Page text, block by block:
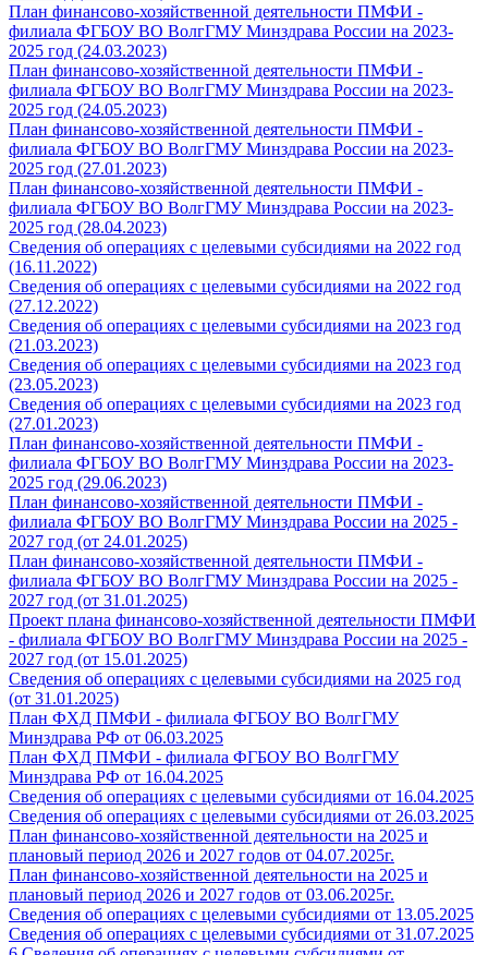
План финансово-хозяйственной деятельности ПМФИ -
филиала ФГБОУ ВО ВолгГМУ Минздрава России на 2023-
2025 год (24.03.2023)
План финансово-хозяйственной деятельности ПМФИ -
филиала ФГБОУ ВО ВолгГМУ Минздрава России на 2023-
2025 год (24.05.2023)
План финансово-хозяйственной деятельности ПМФИ -
филиала ФГБОУ ВО ВолгГМУ Минздрава России на 2023-
2025 год (27.01.2023)
План финансово-хозяйственной деятельности ПМФИ -
филиала ФГБОУ ВО ВолгГМУ Минздрава России на 2023-
2025 год (28.04.2023)
Сведения об операциях с целевыми субсидиями на 2022 год
(16.11.2022)
Сведения об операциях с целевыми субсидиями на 2022 год
(27.12.2022)
Сведения об операциях с целевыми субсидиями на 2023 год
(21.03.2023)
Сведения об операциях с целевыми субсидиями на 2023 год
(23.05.2023)
Сведения об операциях с целевыми субсидиями на 2023 год
(27.01.2023)
План финансово-хозяйственной деятельности ПМФИ -
филиала ФГБОУ ВО ВолгГМУ Минздрава России на 2023-
2025 год (29.06.2023)
План финансово-хозяйственной деятельности ПМФИ -
филиала ФГБОУ ВО ВолгГМУ Минздрава России на 2025 -
2027 год (от 24.01.2025)
План финансово-хозяйственной деятельности ПМФИ -
филиала ФГБОУ ВО ВолгГМУ Минздрава России на 2025 -
2027 год (от 31.01.2025)
Проект плана финансово-хозяйственной деятельности ПМФИ
- филиала ФГБОУ ВО ВолгГМУ Минздрава России на 2025 -
2027 год (от 15.01.2025)
Сведения об операциях с целевыми субсидиями на 2025 год
(от 31.01.2025)
План ФХД ПМФИ - филиала ФГБОУ ВО ВолгГМУ
Минздрава РФ от 06.03.2025
План ФХД ПМФИ - филиала ФГБОУ ВО ВолгГМУ
Минздрава РФ от 16.04.2025
Сведения об операциях с целевыми субсидиями от 16.04.2025
Сведения об операциях с целевыми субсидиями от 26.03.2025
План финансово-хозяйственной деятельности на 2025 и
плановый период 2026 и 2027 годов от 04.07.2025г.
План финансово-хозяйственной деятельности на 2025 и
плановый период 2026 и 2027 годов от 03.06.2025г.
Сведения об операциях с целевыми субсидиями от 13.05.2025
Сведения об операциях с целевыми субсидиями от 31.07.2025